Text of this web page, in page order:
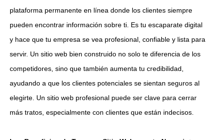
plataforma permanente en línea donde los clientes siempre
pueden encontrar información sobre ti. Es tu escaparate digital
y hace que tu empresa se vea profesional, confiable y lista para
servir. Un sitio web bien construido no solo te diferencia de los
competidores, sino que también aumenta tu credibilidad,
ayudando a que los clientes potenciales se sientan seguros al
elegirte. Un sitio web profesional puede ser clave para cerrar
más tratos, especialmente con clientes que están indecisos.